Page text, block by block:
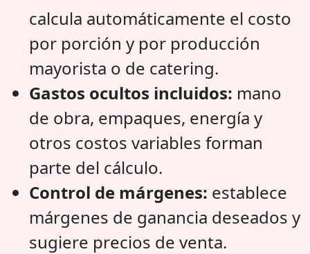
calcula automáticamente el costo
por porción y por producción
mayorista o de catering.
Gastos ocultos incluidos: mano
de obra, empaques, energía y
otros costos variables forman
parte del cálculo.
Control de márgenes: establece
márgenes de ganancia deseados y
sugiere precios de venta.